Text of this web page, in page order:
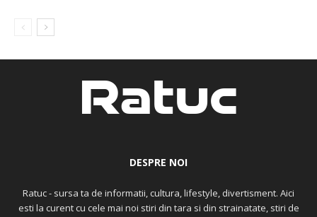
DESPRE NOI
Ratuc - sursa ta de informatii, cultura, lifestyle, divertisment. Aici
esti la curent cu cele mai noi stiri din tara si din strainatate, stiri de